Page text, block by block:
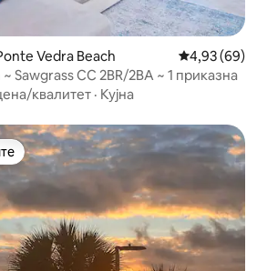
Vedra Beach Просечна
4,93 (69)
Sawgrass CC 2BR/2BA ~ 1 приказна
квалитет · Кујна